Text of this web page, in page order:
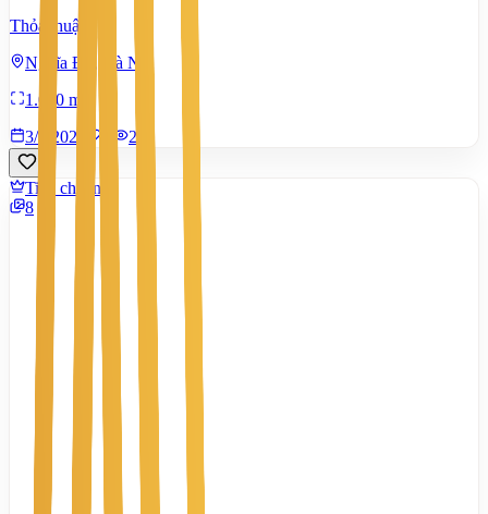
Thỏa thuận
Nghĩa Đô, Hà Nội
1.000 m²
3/8/2026
210
Tiêu chuẩn
8